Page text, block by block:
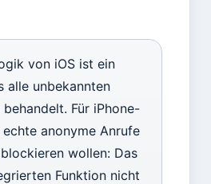
von iOS ist ein
alle unbekannten
Für iPhone-
anonyme Anrufe
wollen: Das
Funktion nicht